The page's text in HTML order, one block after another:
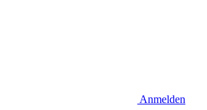
Anmelden